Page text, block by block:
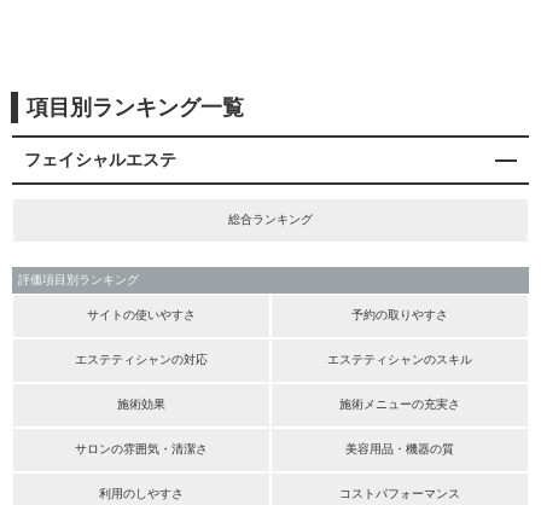
項目別ランキング一覧
フェイシャルエステ
総合ランキング
評価項目別ランキング
サイトの使いやすさ 予約の取りやすさ
エステティシャンの対応 エステティシャンのスキル
施術効果 施術メニューの充実さ
サロンの雰囲気・清潔さ 美容用品・機器の質
利用のしやすさ コストパフォーマンス